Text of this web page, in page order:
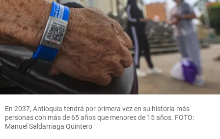
En 2037, Antioquia tendrá por primera vez en su historia más
personas con más de 65 años que menores de 15 años. FOTO:
Manuel Saldarriaga Quintero